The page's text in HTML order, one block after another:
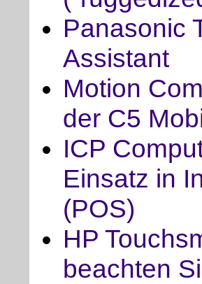
Panasonic
Assistant
Motion
der C5
ICP
Einsatz in
(POS)
HP
beachten